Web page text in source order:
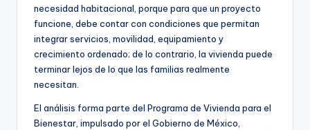
necesidad habitacional, porque para que un proyecto
funcione, debe contar con condiciones que permitan
integrar servicios, movilidad, equipamiento y
crecimiento ordenado; de lo contrario, la vivienda puede
terminar lejos de lo que las familias realmente
necesitan.
El análisis forma parte del Programa de Vivienda para el
Bienestar, impulsado por el Gobierno de México,